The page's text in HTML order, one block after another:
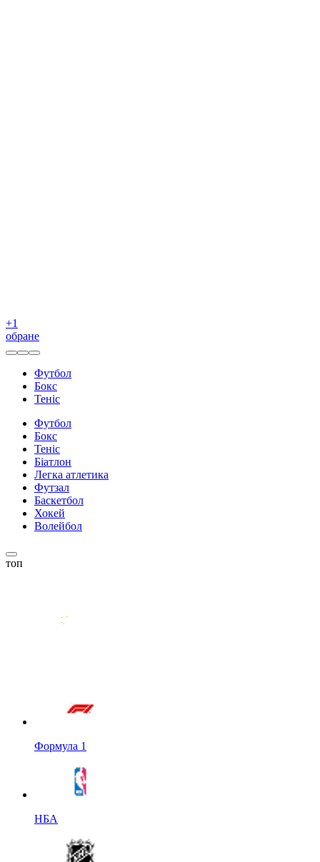
+1
обране
Футбол
Бокс
Теніс
Футбол
Бокс
Теніс
Біатлон
Легка атлетика
Футзал
Баскетбол
Хокей
Волейбол
топ
Формула 1
НБА